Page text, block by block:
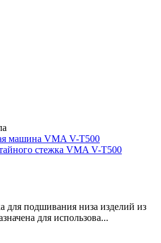
стежка VMA V-T500
для подшивания низа изделий из
для использова...